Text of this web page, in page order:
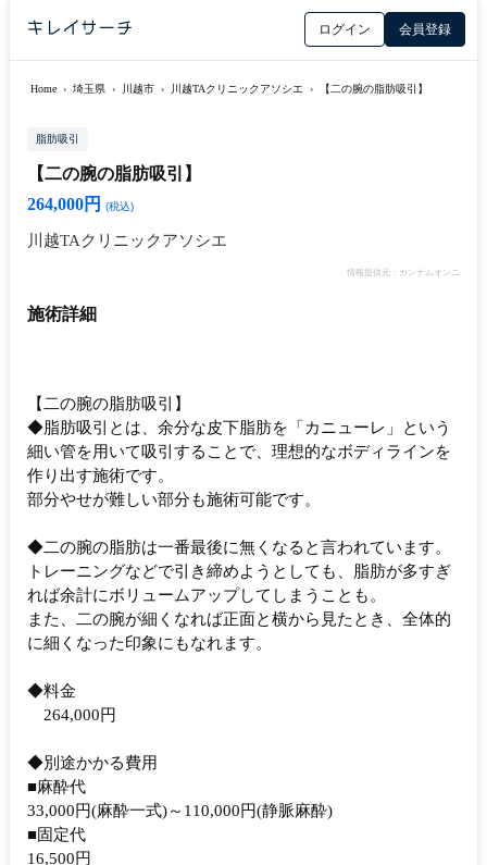
ログイン 会員登録
Home › 埼玉県 › 川越市 › 川越TAクリニックアソシエ › 【二の腕の脂肪吸引】
脂肪吸引
【二の腕の脂肪吸引】
264,000円
(税込)
川越TAクリニックアソシエ
情報提供元：カンナムオンニ
施術詳細
【二の腕の脂肪吸引】
◆脂肪吸引とは、余分な皮下脂肪を「カニューレ」という
細い管を用いて吸引することで、理想的なボディラインを
作り出す施術です。
部分やせが難しい部分も施術可能です。
◆二の腕の脂肪は一番最後に無くなると言われています。
トレーニングなどで引き締めようとしても、脂肪が多すぎ
れば余計にボリュームアップしてしまうことも。
また、二の腕が細くなれば正面と横から見たとき、全体的
に細くなった印象にもなれます。
◆料金
264,000円
◆別途かかる費用
■麻酔代
33,000円(麻酔一式)～110,000円(静脈麻酔)
■固定代
16,500円